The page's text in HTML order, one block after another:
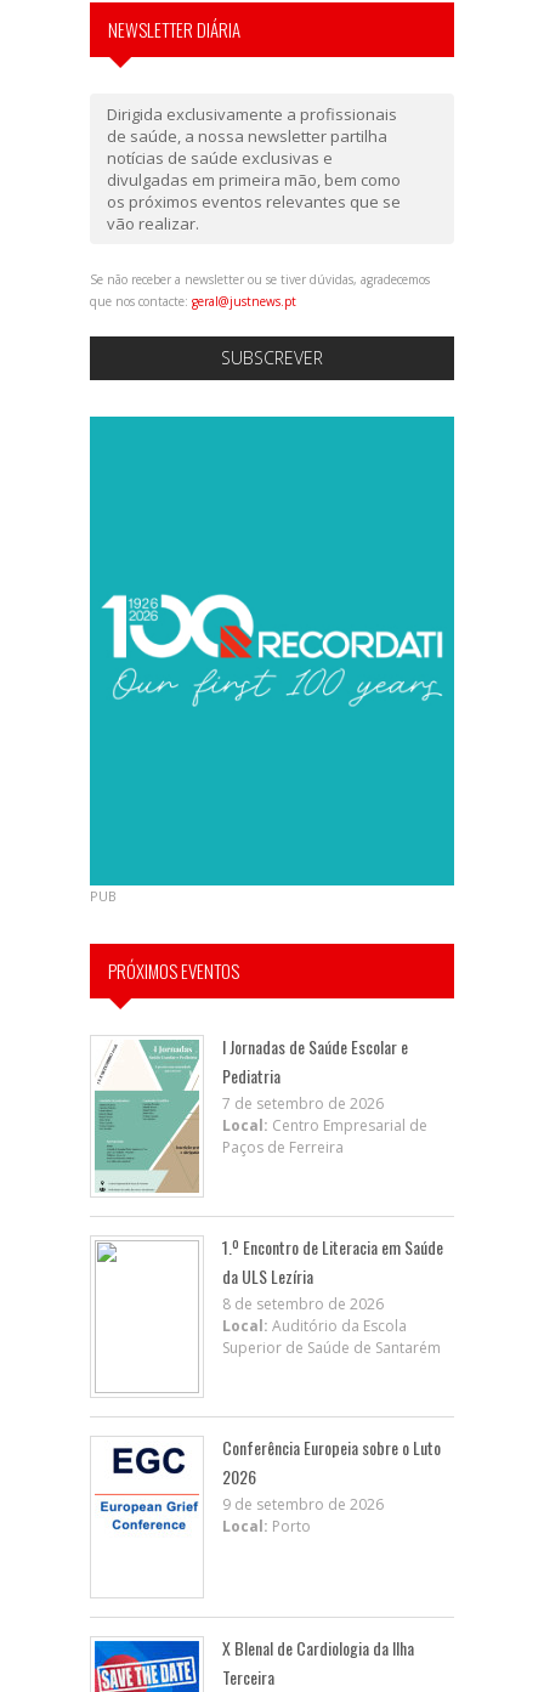
NEWSLETTER DIÁRIA
Dirigida exclusivamente a profissionais
de saúde, a nossa newsletter partilha
notícias de saúde exclusivas e
divulgadas em primeira mão, bem como
os próximos eventos relevantes que se
vão realizar.
Se não receber a newsletter ou se tiver dúvidas, agradecemos
que nos contacte: geral@justnews.pt
SUBSCREVER
PUB
PRÓXIMOS EVENTOS
I Jornadas de Saúde Escolar e
Pediatria
7 de setembro de 2026
Local: Centro Empresarial de
Paços de Ferreira
1.º Encontro de Literacia em Saúde
da ULS Lezíria
8 de setembro de 2026
Local: Auditório da Escola
Superior de Saúde de Santarém
Conferência Europeia sobre o Luto
2026
9 de setembro de 2026
Local: Porto
X BIenal de Cardiologia da Ilha
Terceira